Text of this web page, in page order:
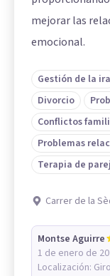
mejorar las
emocional.
Gestión de la ira
Divorcio
Conflictos
Problemas
Terapia de
Carrer de la
Montse Aguirre
1 de enero de
Localización: